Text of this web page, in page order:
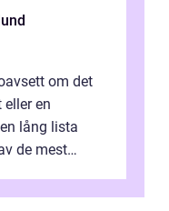
om det
en
lång lista
de mest